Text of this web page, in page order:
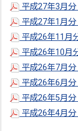
平成27年3月
平成27年1月
平成26年11月
平成26年10月
平成26年7月
平成26年6月
平成26年5月
平成26年4月